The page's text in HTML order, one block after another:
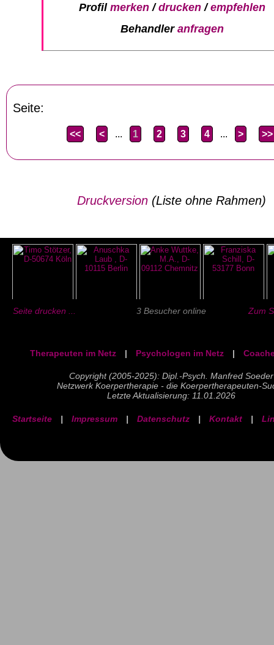
Profil merken/drucken/empfehlen
Behandler anfragen
Seite:
<< < ... 1 2 3 4 ... > >>
Druckversion(Liste ohne Rahmen)
Seite drucken ... 3 Besucher online Zum
Therapeuten im Netz | Psychologen im Netz |
Copyright (2005-2025): Dipl.-Psych. Manfred Soeder
Netzwerk Koerpertherapie - die Koerpertherapeuten-
Letzte Aktualisierung: 11.01.2026
Startseite | Impressum | Datenschutz | Kontakt |